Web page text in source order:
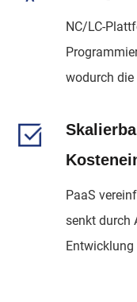
NC/LC-
wodurch die
PaaS
senkt durch
Entwicklung